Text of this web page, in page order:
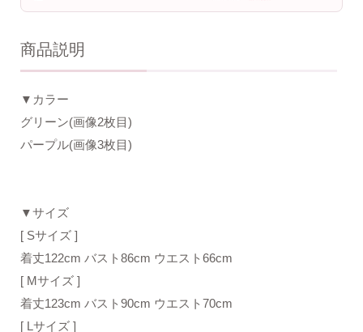
商品説明
▼カラー
グリーン(画像2枚目)
パープル(画像3枚目)
▼サイズ
[ Sサイズ ]
着丈122cm バスト86cm ウエスト66cm
[ Mサイズ ]
着丈123cm バスト90cm ウエスト70cm
[ Lサイズ ]